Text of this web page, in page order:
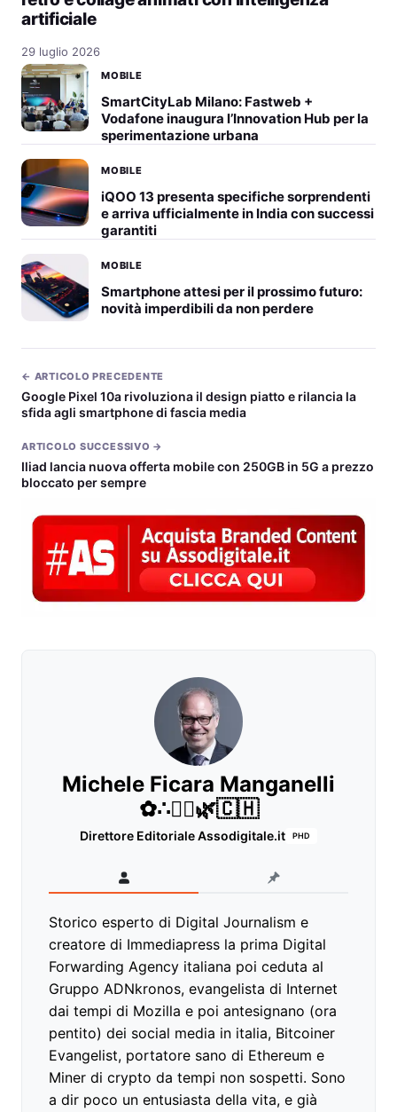
artificiale
29 luglio 2026
MOBILE
SmartCityLab Milano: Fastweb +
Vodafone inaugura l’Innovation Hub per la
sperimentazione urbana
MOBILE
iQOO 13 presenta specifiche sorprendenti
e arriva ufficialmente in India con successi
garantiti
MOBILE
Smartphone attesi per il prossimo futuro:
novità imperdibili da non perdere
← ARTICOLO PRECEDENTE
Google Pixel 10a rivoluziona il design piatto e rilancia la
sfida agli smartphone di fascia media
ARTICOLO SUCCESSIVO →
Iliad lancia nuova offerta mobile con 250GB in 5G a prezzo
bloccato per sempre
Michele Ficara Manganelli
✿∴♛🌿🇨🇭
Direttore Editoriale Assodigitale.it PHD
Storico esperto di Digital Journalism e
creatore di Immediapress la prima Digital
Forwarding Agency italiana poi ceduta al
Gruppo ADNkronos, evangelista di Internet
dai tempi di Mozilla e poi antesignano (ora
pentito) dei social media in italia, Bitcoiner
Evangelist, portatore sano di Ethereum e
Miner di crypto da tempi non sospetti. Sono
a dir poco un entusiasta della vita, e già